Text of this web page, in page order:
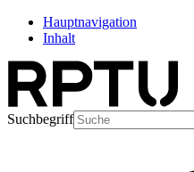
Hauptnavigation
Inhalt
Suchbegriff